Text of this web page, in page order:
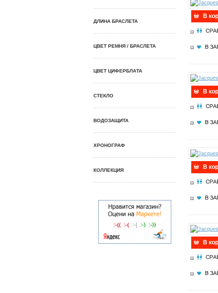
ДЛИНА БРАСЛЕТА
ЦВЕТ РЕМНЯ / БРАСЛЕТА
ЦВЕТ ЦИФЕРБЛАТА
СТЕКЛО
ВОДОЗАЩИТА
ХРОНОГРАФ
КОЛЛЕКЦИЯ
В
В
В
В